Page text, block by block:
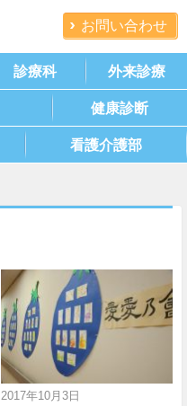
お問い合わせ
診療科 外来診療
健康診断
看護介護部
2017年10月3日